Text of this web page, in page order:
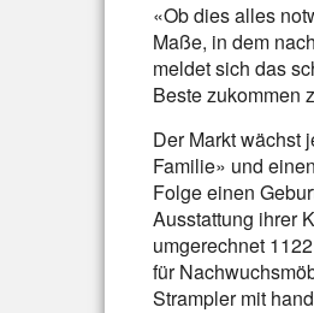
«Ob dies alles
Maße, in dem
meldet sich das
Beste zukommen
Der Markt wächst
Familie» und
Folge einen
Ausstattung ihrer
umgerechnet
für
Strampler mit